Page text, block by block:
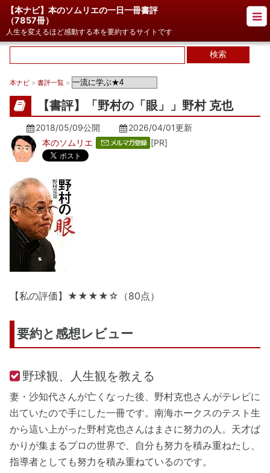
【本ナビ】本のソムリエの一日一冊書評
（7857冊）
人生を変えるほど感動する本を要約するサイトです
本ナビ > 書評一覧 >
【書評】「野村の「眼」」野村 克也
2018/05/09公開 2026/04/01更新
本のソムリエ
[PR]
【私の評価】★★★★☆（80点）
要約と感想レビュー
野球観、人生観を教える
妻・沙知代さんが亡くなった後、野村克也さんがテレビに
出ていたので手にした一冊です。南海ホークスのテスト生
から這い上がった野村克也さんはまさに努力の人。天才ば
かりが集まるプロの世界で、自分も努力を積み重ねたし、
指導者としても努力を積み重ねているのです。